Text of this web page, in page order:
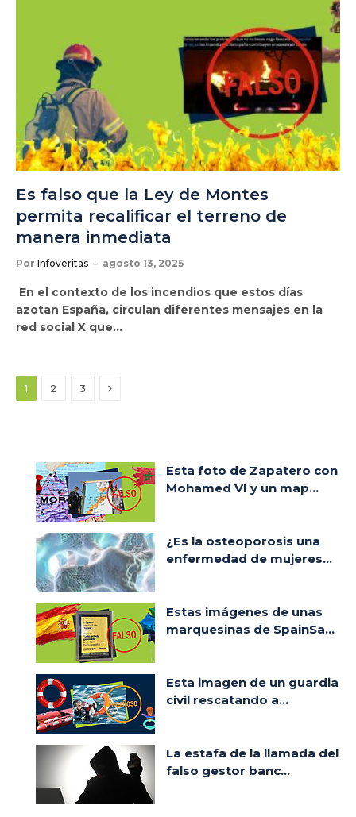
Es falso que la Ley de Montes
permita recalificar el terreno de
manera inmediata
Por Infoveritas agosto 13, 2025
En el contexto de los incendios que estos días
azotan España, circulan diferentes mensajes en la
red social X que…
1 2 3 Siguiente
Esta foto de Zapatero con
Mohamed VI y un map...
¿Es la osteoporosis una
enfermedad de mujeres...
Estas imágenes de unas
marquesinas de SpainSa...
Esta imagen de un guardia
civil rescatando a...
La estafa de la llamada del
falso gestor banc...